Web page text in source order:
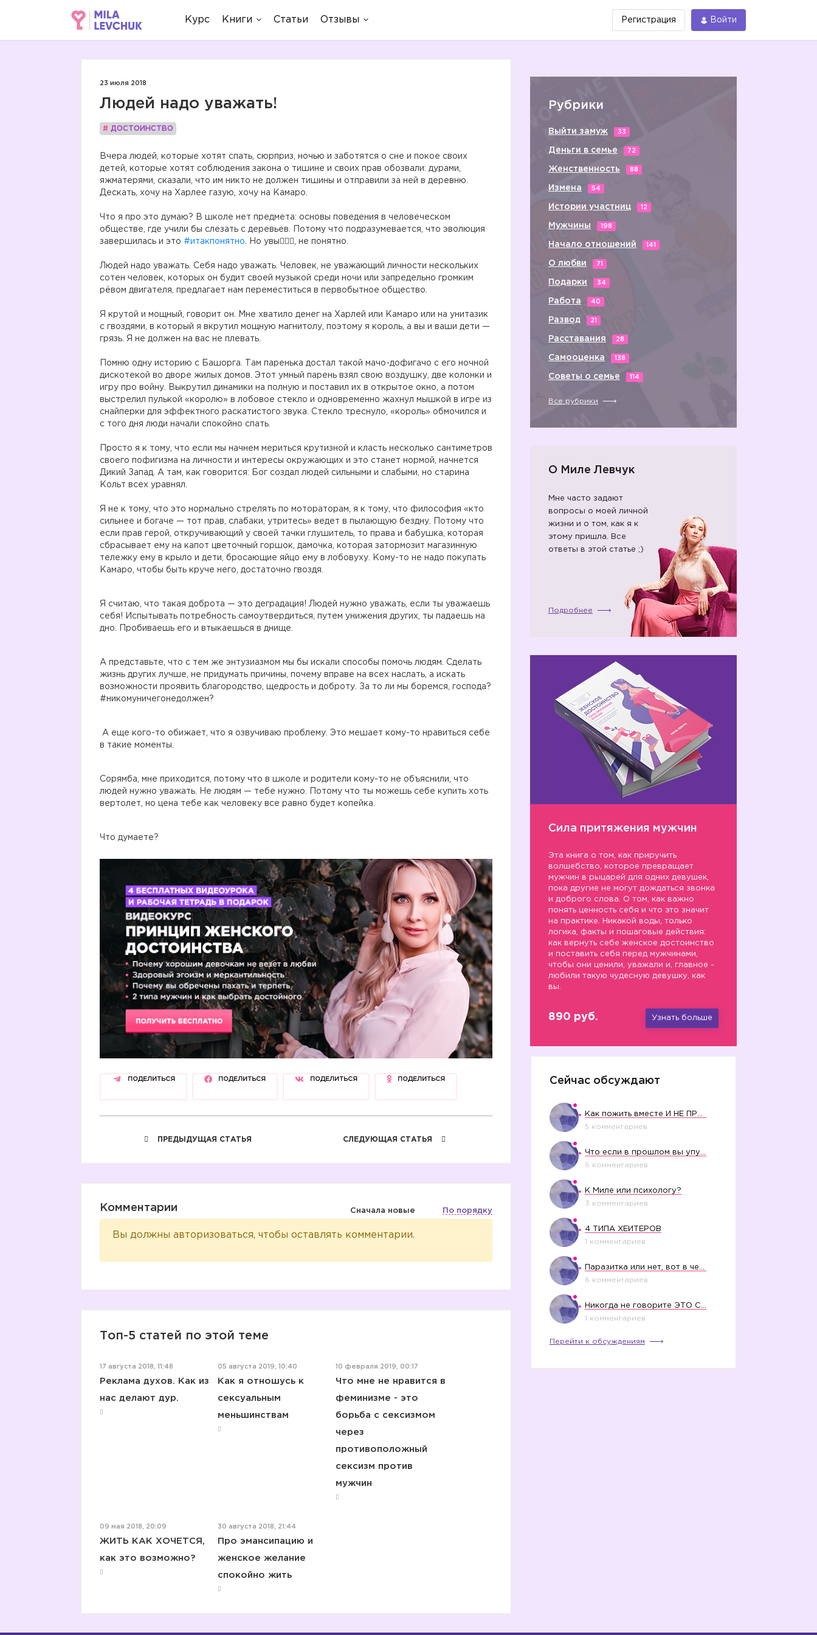
Курс Книги Статьи Отзывы Регистрация Войти
23 июля 2018
Людей надо уважать!
# ДОСТОИНСТВО
Вчера людей, которые хотят спать, сюрприз, ночью и заботятся о сне и покое своих
детей, которые хотят соблюдения закона о тишине и своих прав обозвали: дурами,
яжматерями, сказали, что им никто не должен тишины и отправили за ней в деревню.
Дескать, хочу на Харлее газую, хочу на Камаро.
Что я про это думаю? В школе нет предмета: основы поведения в человеческом
обществе, где учили бы слезать с деревьев. Потому что подразумевается, что эволюция
завершилась и это #итакпонятно . Но увы🤷🏼‍♀️, не понятно.
Людей надо уважать. Себя надо уважать. Человек, не уважающий личности нескольких
сотен человек, которых он будит своей музыкой среди ночи или запредельно громким
рёвом двигателя, предлагает нам переместиться в первобытное общество.
Я крутой и мощный, говорит он. Мне хватило денег на Харлей или Камаро или на унитазик
с гвоздями, в который я вкрутил мощную магнитолу, поэтому я король, а вы и ваши дети —
грязь. Я не должен на вас не плевать.
Помню одну историю с Башорга. Там паренька достал такой мачо-дофигачо с его ночной
дискотекой во дворе жилых домов. Этот умный парень взял свою воздушку, две колонки и
игру про войну. Выкрутил динамики на полную и поставил их в открытое окно, а потом
выстрелил пулькой «королю» в лобовое стекло и одновременно жахнул мышкой в игре из
снайперки для эффектного раскатистого звука. Стекло треснуло, «король» обмочился и
с того дня люди начали спокойно спать.
Просто я к тому, что если мы начнем мериться крутизной и класть несколько сантиметров
своего пофигизма на личности и интересы окружающих и это станет нормой, начнется
Дикий Запад. А там, как говорится: Бог создал людей сильными и слабыми, но старина
Кольт всех уравнял.
Я не к тому, что это нормально стрелять по мотораторам, я к тому, что философия «кто
сильнее и богаче — тот прав, слабаки, утритесь» ведет в пылающую бездну. Потому что
если прав герой, откручивающий у своей тачки глушитель, то права и бабушка, которая
сбрасывает ему на капот цветочный горшок, дамочка, которая затормозит магазинную
тележку ему в крыло и дети, бросающие яйцо ему в лобовуху. Кому-то не надо покупать
Камаро, чтобы быть круче него, достаточно гвоздя.
Я считаю, что такая доброта — это деградация! Людей нужно уважать, если ты уважаешь
себя! Испытывать потребность самоутвердиться, путем унижения других, ты падаешь на
дно. Пробиваешь его и втыкаешься в днище.
А представьте, что с тем же энтузиазмом мы бы искали способы помочь людям. Сделать
жизнь других лучше, не придумать причины, почему вправе на всех наслать, а искать
возможности проявить благородство, щедрость и доброту. За то ли мы боремся, господа?
#никомуничегонедолжен?
А еще кого-то обижает, что я озвучиваю проблему. Это мешает кому-то нравиться себе
в такие моменты.
Сорямба, мне приходится, потому что в школе и родители кому-то не объяснили, что
людей нужно уважать. Не людям — тебе нужно. Потому что ты можешь себе купить хоть
вертолет, но цена тебе как человеку все равно будет копейка.
Что думаете?
ПОДЕЛИТЬСЯ ПОДЕЛИТЬСЯ ПОДЕЛИТЬСЯ ПОДЕЛИТЬСЯ
ПРЕДЫДУЩАЯ СТАТЬЯ СЛЕДУЮЩАЯ СТАТЬЯ
Комментарии Сначала новые По порядку
Вы должны авторизоваться, чтобы оставлять комментарии.
Топ-5 статей по этой теме
17 августа 2018, 11:48
Реклама духов. Как из
нас делают дур.
05 августа 2019, 10:40
Как я отношусь к
сексуальным
меньшинствам
10 февраля 2019, 00:17
Что мне не нравится в
феминизме - это
борьба с сексизмом
через
противоположный
сексизм против
мужчин
09 мая 2018, 20:09
ЖИТЬ КАК ХОЧЕТСЯ,
как это возможно?
30 августа 2018, 21:44
Про эмансипацию и
женское желание
спокойно жить
Рубрики
Выйти замуж 33
Деньги в семье 72
Женственность 88
Измена 54
Истории участниц 12
Мужчины 198
Начало отношений 141
О любви 71
Подарки 34
Работа 40
Развод 21
Расставания 28
Самооценка 138
Советы о семье 114
Все рубрики
О Миле Левчук
Мне часто задают
вопросы о моей личной
жизни и о том, как я к
этому пришла. Все
ответы в этой статье ;)
Подробнее
Сила притяжения мужчин
Эта книга о том, как приручить
волшебство, которое превращает
мужчин в рыцарей для одних девушек,
пока другие не могут дождаться звонка
и доброго слова. О том, как важно
понять ценность себя и что это значит
на практике. Никакой воды, только
логика, факты и пошаговые действия:
как вернуть себе женское достоинство
и поставить себя перед мужчинами,
чтобы они ценили, уважали и, главное -
любили такую чудесную девушку, как
вы.
890 руб. Узнать больше
Сейчас обсуждают
5 комментариев
6 комментариев
К Миле или психологу?
3 комментариев
4 ТИПА ХЕЙТЕРОВ
1 комментариев
6 комментариев
1 комментариев
Перейти к обсуждениям